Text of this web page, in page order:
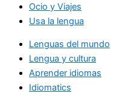
Ocio y Viajes
Usa la lengua
Lenguas del mundo
Lengua y cultura
Aprender idiomas
Idiomatics